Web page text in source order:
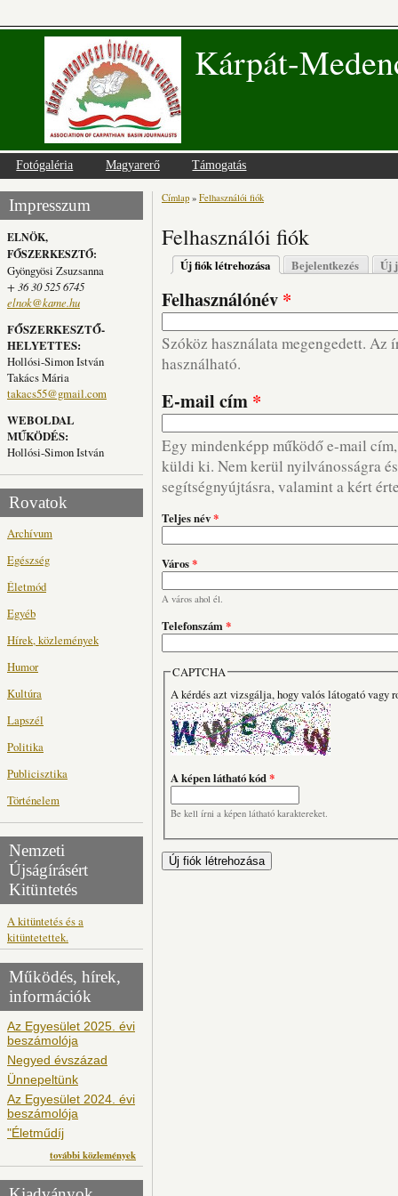
Kárpát-
Fotógaléria Magyarerő Támogatás
Impresszum
ELNÖK,
FŐSZERKESZTŐ:
Gyöngyösi Zsuzsanna
+ 36 30 525 6745
elnok@kame.hu
FŐSZERKESZTŐ-
HELYETTES:
Hollósi-Simon István
Takács Mária
takacs55@gmail.com
WEBOLDAL
MŰKÖDÉS:
Hollósi-Simon István
Rovatok
Archívum
Egészség
Életmód
Egyéb
Hírek, közlemények
Humor
Kultúra
Lapszél
Politika
Publicisztika
Történelem
Nemzeti
Újságírásért
Kitüntetés
A kitüntetés és a
kitüntetettek.
Működés, hírek,
információk
Az Egyesület 2025. évi
beszámolója
Negyed évszázad
Ünnepeltünk
Az Egyesület 2024. évi
beszámolója
"Életműdíj
további közlemények
Jelenlegi hely
Címlap » Felhasználói fiók
Felhasználói fiók
Elsődleges fülek
Új fiók létrehozása (aktív fül)
Bejelentkezés Új
Felhasználónév *
Szóköz használata megengedett. Az
használható.
E-mail cím *
Egy mindenképp működő e-mail
küldi ki. Nem kerül nyilvánosságra
segítségnyújtásra, valamint a kért
Teljes név*
Város*
A város ahol él.
Telefonszám*
CAPTCHA
A kérdés azt vizsgálja, hogy valós látogató vagy
A képen látható kód*
Be kell írni a képen látható karaktereket.